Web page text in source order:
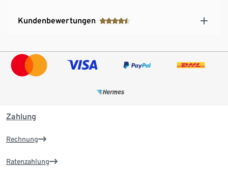
Kundenbewertungen
Zahlung
Rechnung
Ratenzahlung